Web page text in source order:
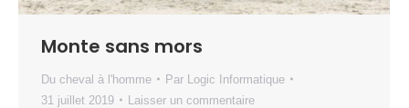
Monte sans mors
Du cheval à l'homme Par Logic Informatique
31 juillet 2019
Laisser un commentaire